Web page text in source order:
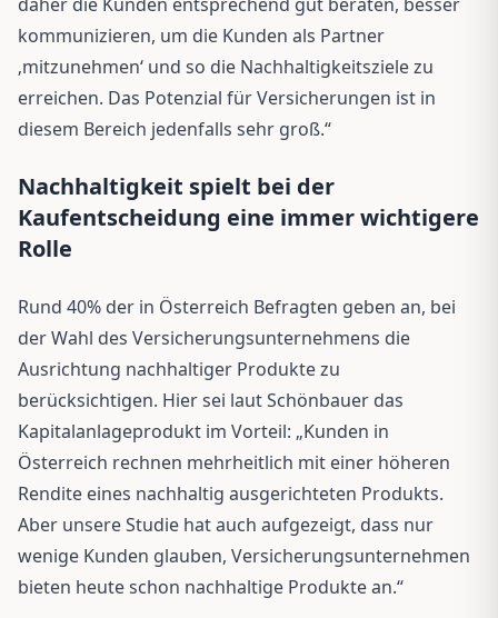
kommunizieren, um die Kunden als Partner
‚mitzunehmen‘ und so die Nachhaltigkeitsziele zu
erreichen. Das Potenzial für Versicherungen ist in
diesem Bereich jedenfalls sehr groß.“
Nachhaltigkeit spielt bei der
Kaufentscheidung eine immer wichtigere
Rolle
Rund 40% der in Österreich Befragten geben an, bei
der Wahl des Versicherungsunternehmens die
Ausrichtung nachhaltiger Produkte zu
berücksichtigen. Hier sei laut Schönbauer das
Kapitalanlageprodukt im Vorteil: „Kunden in
Österreich rechnen mehrheitlich mit einer höheren
Rendite eines nachhaltig ausgerichteten Produkts.
Aber unsere Studie hat auch aufgezeigt, dass nur
wenige Kunden glauben, Versicherungsunternehmen
bieten heute schon nachhaltige Produkte an.“